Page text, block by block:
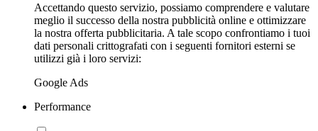
Accettando questo servizio, possiamo comprendere e valutare
meglio il successo della nostra pubblicità online e ottimizzare
la nostra offerta pubblicitaria. A tale scopo confrontiamo i tuoi
dati personali crittografati con i seguenti fornitori esterni se
utilizzi già i loro servizi:
Google Ads
Performance